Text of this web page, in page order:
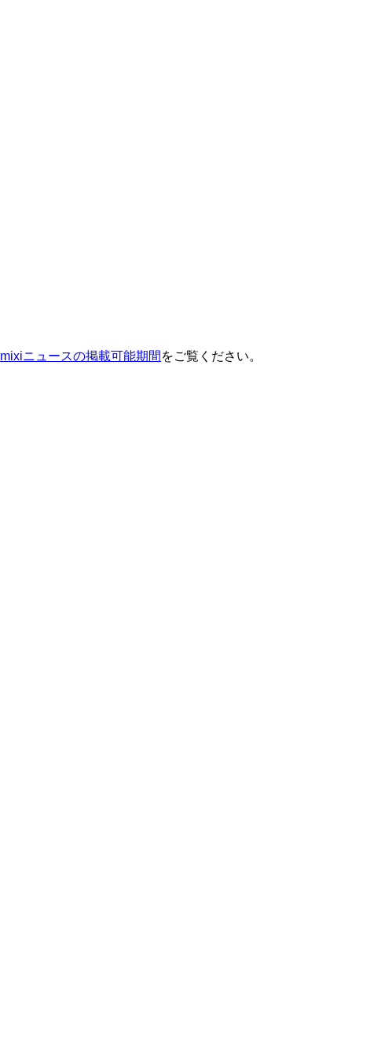
mixiニュースの掲載可能期間 をご覧ください。